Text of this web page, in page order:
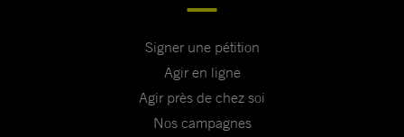
Signer une pétition
Agir en ligne
Agir près de chez soi
Nos campagnes